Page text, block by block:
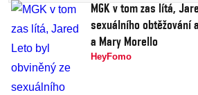
MGK v tom zas lítá,
sexuálního obtěžování
a Mary Morello
HeyFomo